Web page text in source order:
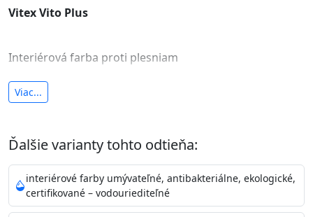
Vitex Vito Plus
Interiérová farba proti plesniam
antibakteriálna a umývateľná
Je interiérová protiplesňová farba s iónmi
Vďaka svojmu špeciálnemu zloženiu
znižuje (o 99,9%) množstvo baktérií na povrchu náteru.
Preto jevhodná na nátery priestor s
vysokými nárokmi na hygienickú čistotu ako sú
Viac...
Ďalšie varianty tohto odtieňa:
interiérové farby umývateľné, antibakteriálne, ekologické,
certifikované – vodouriediteľné